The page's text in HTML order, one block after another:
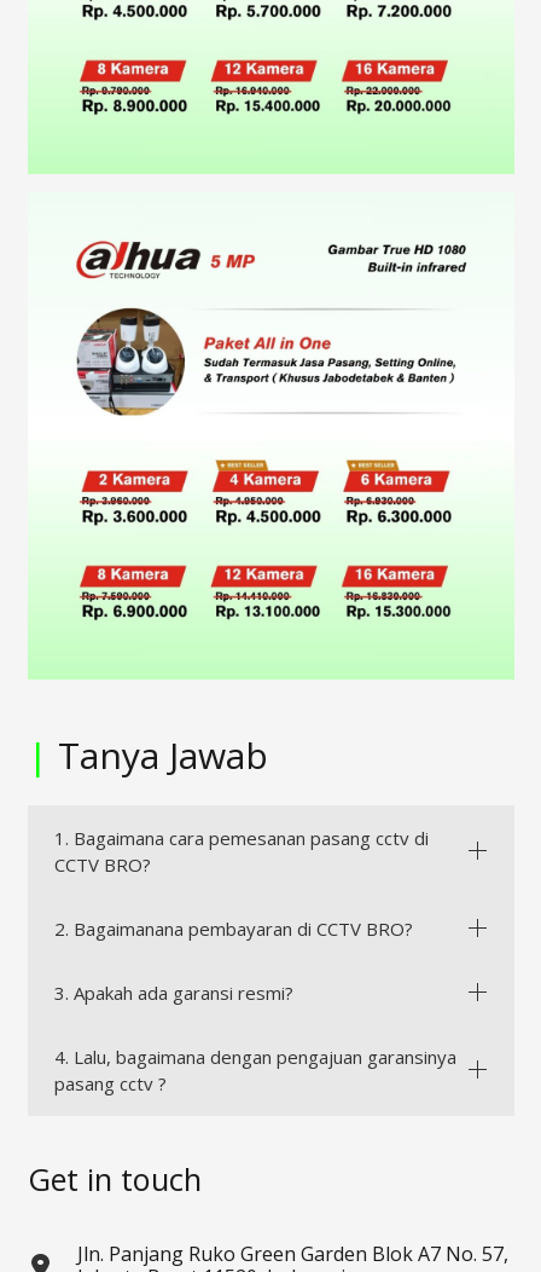
| Tanya Jawab
1. Bagaimana cara pemesanan pasang cctv di
CCTV BRO?
2. Bagaimanana pembayaran di CCTV BRO?
3. Apakah ada garansi resmi?
4. Lalu, bagaimana dengan pengajuan garansinya
pasang cctv ?
Get in touch
Jln. Panjang Ruko Green Garden Blok A7 No. 57,